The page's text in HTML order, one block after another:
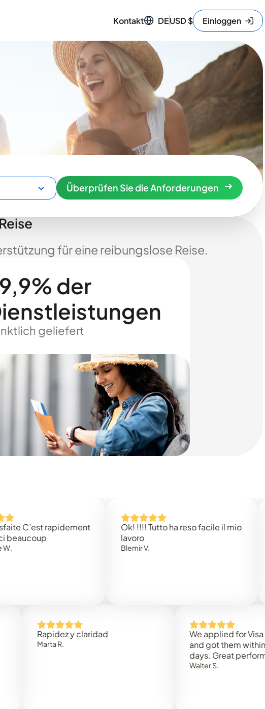
Kontakt DEUSD$ Einloggen
Überprüfen Sie die Anforderungen
für eine reibungslose Reise.
der
geliefert
rapidement
Ok! !!!! Tutto ha reso facile il mio
Blemir V.
Rapidez y claridad
We applied for Visa to
and got them within 3
days. Great performance!
Walter S.